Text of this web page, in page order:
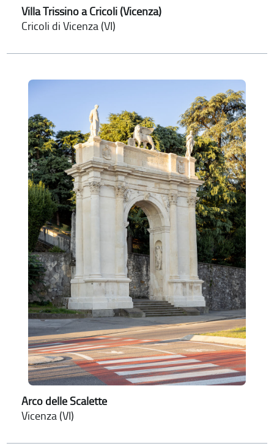
Villa Trissino a Cricoli (Vicenza)
Cricoli di Vicenza (VI)
Arco delle Scalette
Vicenza (VI)